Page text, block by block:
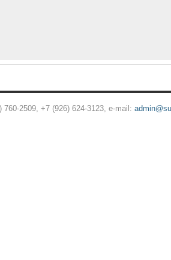
760-2509, +7 (926) 624-3123, e-mail: